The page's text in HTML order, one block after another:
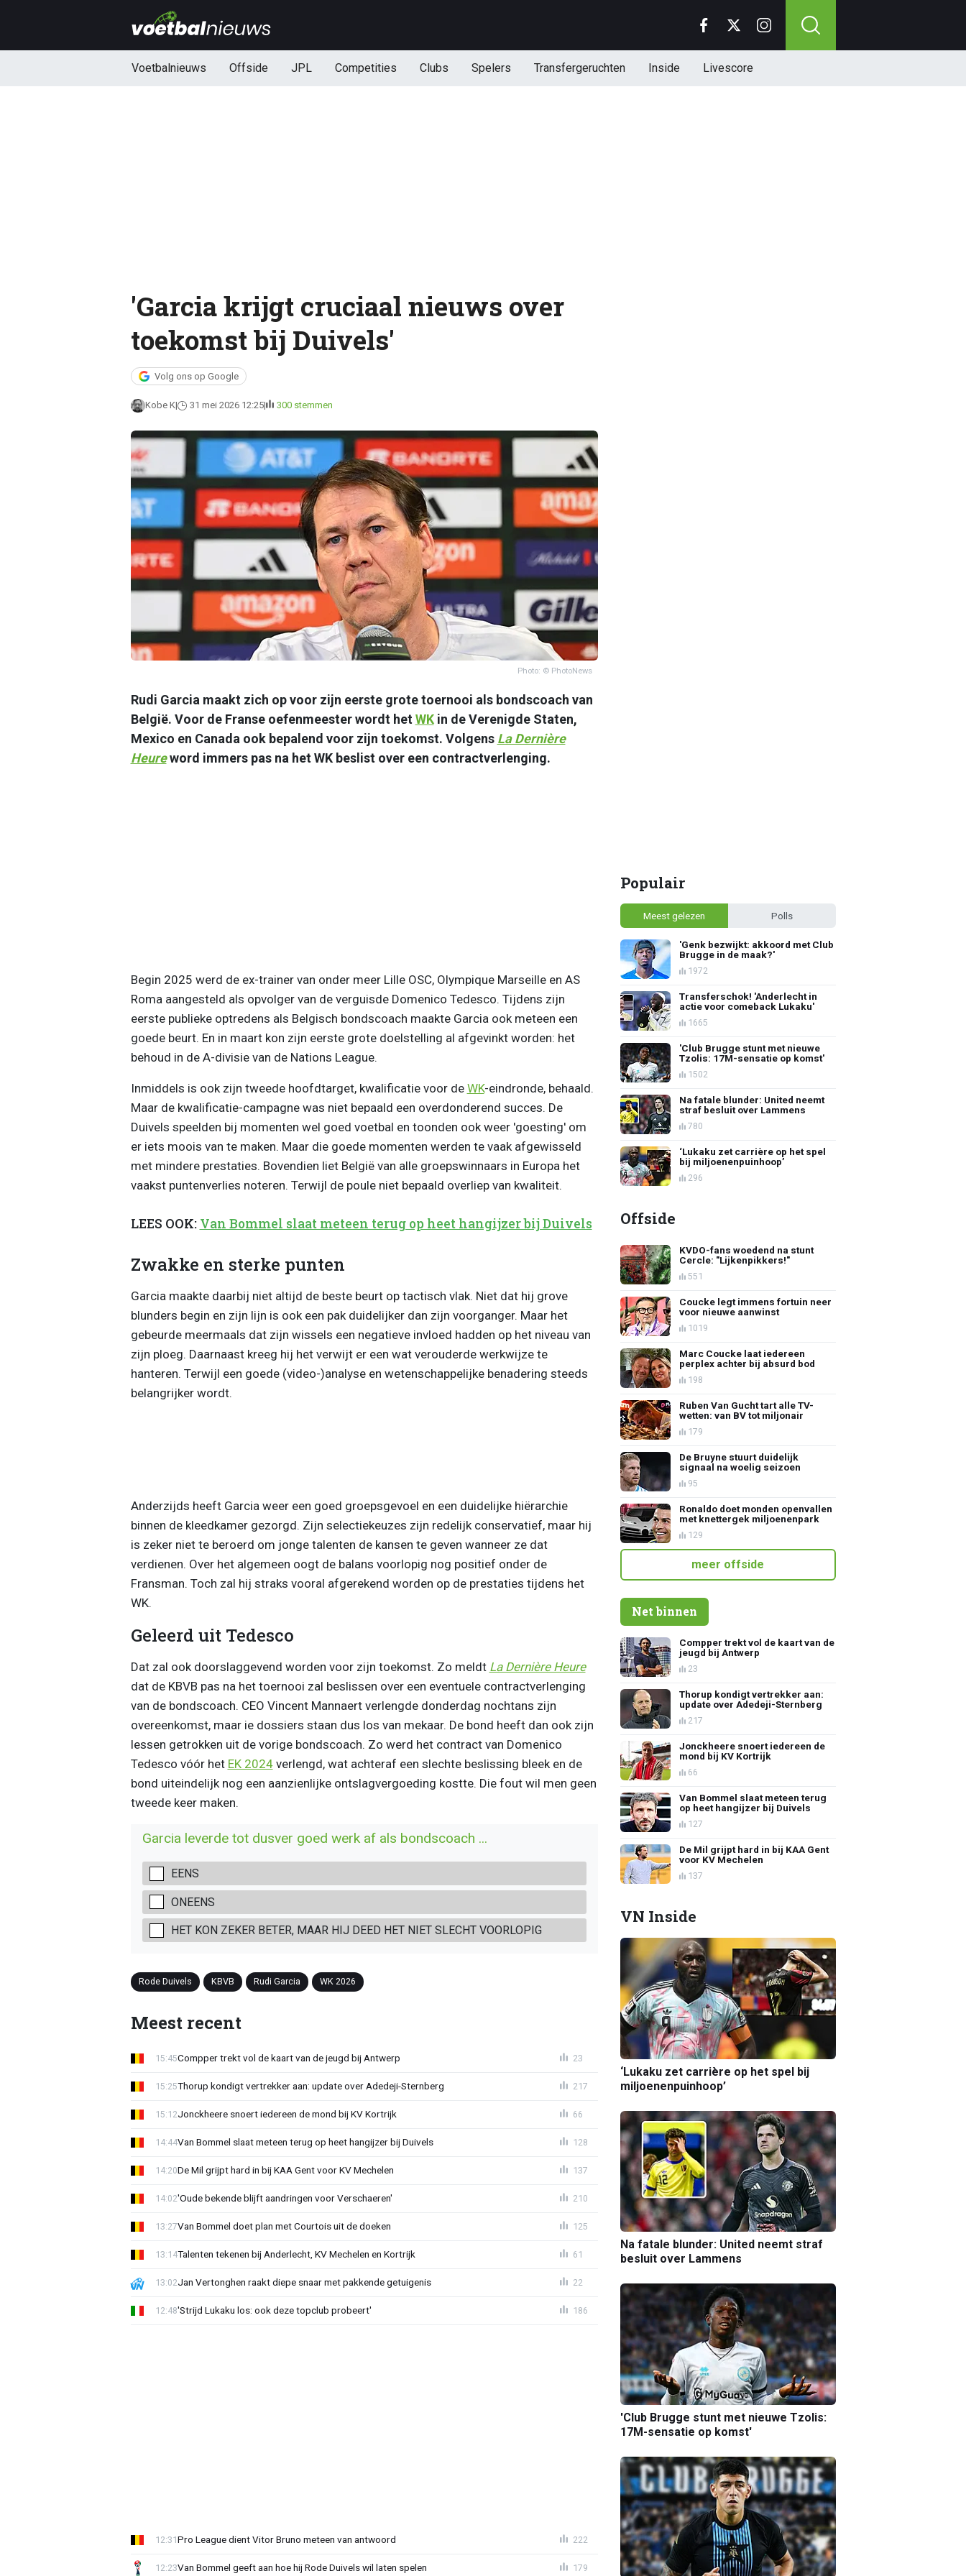
Voetbalnieuws Offside JPL Competities Clubs Spelers Transfergeruchten Inside Livescore
'Garcia krijgt cruciaal nieuws over
toekomst bij Duivels'
Volg ons op Google
Kobe K 31 mei 2026 12:25 300 stemmen
Photo: © PhotoNews
Rudi Garcia maakt zich op voor zijn eerste grote toernooi als bondscoach van
België. Voor de Franse oefenmeester wordt hetWKin de Verenigde Staten,
Mexico en Canada ook bepalend voor zijn toekomst. Volgens La Dernière
Heureword immers pas na het WK beslist over een contractverlenging.
Begin 2025 werd de ex-trainer van onder meer Lille OSC, Olympique Marseille en AS
Roma aangesteld als opvolger van de verguisde Domenico Tedesco. Tijdens zijn
eerste publieke optredens als Belgisch bondscoach maakte Garcia ook meteen een
goede beurt. En in maart kon zijn eerste grote doelstelling al afgevinkt worden: het
behoud in de A-divisie van de Nations League.
Inmiddels is ook zijn tweede hoofdtarget, kwalificatie voor de WK-eindronde, behaald.
Maar de kwalificatie-campagne was niet bepaald een overdonderend succes. De
Duivels speelden bij momenten wel goed voetbal en toonden ook weer 'goesting' om
er iets moois van te maken. Maar die goede momenten werden te vaak afgewisseld
met mindere prestaties. Bovendien liet België van alle groepswinnaars in Europa het
vaakst puntenverlies noteren. Terwijl de poule niet bepaald overliep van kwaliteit.
LEES OOK: Van Bommel slaat meteen terug op heet hangijzer bij Duivels
Zwakke en sterke punten
Garcia maakte daarbij niet altijd de beste beurt op tactisch vlak. Niet dat hij grove
blunders begin en zijn lijn is ook een pak duidelijker dan zijn voorganger. Maar het
gebeurde meermaals dat zijn wissels een negatieve invloed hadden op het niveau van
zijn ploeg. Daarnaast kreeg hij het verwijt er een wat verouderde werkwijze te
hanteren. Terwijl een goede (video-)analyse en wetenschappelijke benadering steeds
belangrijker wordt.
Anderzijds heeft Garcia weer een goed groepsgevoel en een duidelijke hiërarchie
binnen de kleedkamer gezorgd. Zijn selectiekeuzes zijn redelijk conservatief, maar hij
is zeker niet te beroerd om jonge talenten de kansen te geven wanneer ze dat
verdienen. Over het algemeen oogt de balans voorlopig nog positief onder de
Fransman. Toch zal hij straks vooral afgerekend worden op de prestaties tijdens het
WK.
Geleerd uit Tedesco
Dat zal ook doorslaggevend worden voor zijn toekomst. Zo meldt La Dernière Heure
dat de KBVB pas na het toernooi zal beslissen over een eventuele contractverlenging
van de bondscoach. CEO Vincent Mannaert verlengde donderdag nochtans zijn
overeenkomst, maar ie dossiers staan dus los van mekaar. De bond heeft dan ook zijn
lessen getrokken uit de vorige bondscoach. Zo werd het contract van Domenico
Tedesco vóór het EK 2024verlengd, wat achteraf een slechte beslissing bleek en de
bond uiteindelijk nog een aanzienlijke ontslagvergoeding kostte. Die fout wil men geen
tweede keer maken.
Garcia leverde tot dusver goed werk af als bondscoach ...
EENS
ONEENS
HET KON ZEKER BETER, MAAR HIJ DEED HET NIET SLECHT VOORLOPIG
Rode Duivels KBVB Rudi Garcia WK 2026
Meest recent
Compper trekt vol de kaart van de jeugd bij Antwerp
15:45 23
Thorup kondigt vertrekker aan: update over Adedeji-Sternberg
15:25 217
Jonckheere snoert iedereen de mond bij KV Kortrijk
15:12 66
Van Bommel slaat meteen terug op heet hangijzer bij Duivels
14:44 128
De Mil grijpt hard in bij KAA Gent voor KV Mechelen
14:20 137
'Oude bekende blijft aandringen voor Verschaeren'
14:02 210
Van Bommel doet plan met Courtois uit de doeken
13:27 125
Talenten tekenen bij Anderlecht, KV Mechelen en Kortrijk
13:14 61
Jan Vertonghen raakt diepe snaar met pakkende getuigenis
13:02 22
'Strijd Lukaku los: ook deze topclub probeert'
12:48 186
Pro League dient Vitor Bruno meteen van antwoord
12:31 222
Van Bommel geeft aan hoe hij Rode Duivels wil laten spelen
12:23 179
Populair
Meest gelezen Polls
'Genk bezwijkt: akkoord met Club
Brugge in de maak?'
1972
Transferschok! 'Anderlecht in
actie voor comeback Lukaku'
1665
'Club Brugge stunt met nieuwe
Tzolis: 17M-sensatie op komst'
1502
Na fatale blunder: United neemt
straf besluit over Lammens
780
‘Lukaku zet carrière op het spel
bij miljoenenpuinhoop’
296
Offside
KVDO-fans woedend na stunt
Cercle: "Lijkenpikkers!"
551
Coucke legt immens fortuin neer
voor nieuwe aanwinst
1019
Marc Coucke laat iedereen
perplex achter bij absurd bod
198
Ruben Van Gucht tart alle TV-
wetten: van BV tot miljonair
179
De Bruyne stuurt duidelijk
signaal na woelig seizoen
95
Ronaldo doet monden openvallen
met knettergek miljoenenpark
129
meer offside
Net binnen
Compper trekt vol de kaart van de
jeugd bij Antwerp
23
Thorup kondigt vertrekker aan:
update over Adedeji-Sternberg
217
Jonckheere snoert iedereen de
mond bij KV Kortrijk
66
Van Bommel slaat meteen terug
op heet hangijzer bij Duivels
127
De Mil grijpt hard in bij KAA Gent
voor KV Mechelen
137
VN Inside
‘Lukaku zet carrière op het spel bij
miljoenenpuinhoop’
Na fatale blunder: United neemt straf
besluit over Lammens
'Club Brugge stunt met nieuwe Tzolis:
17M-sensatie op komst'